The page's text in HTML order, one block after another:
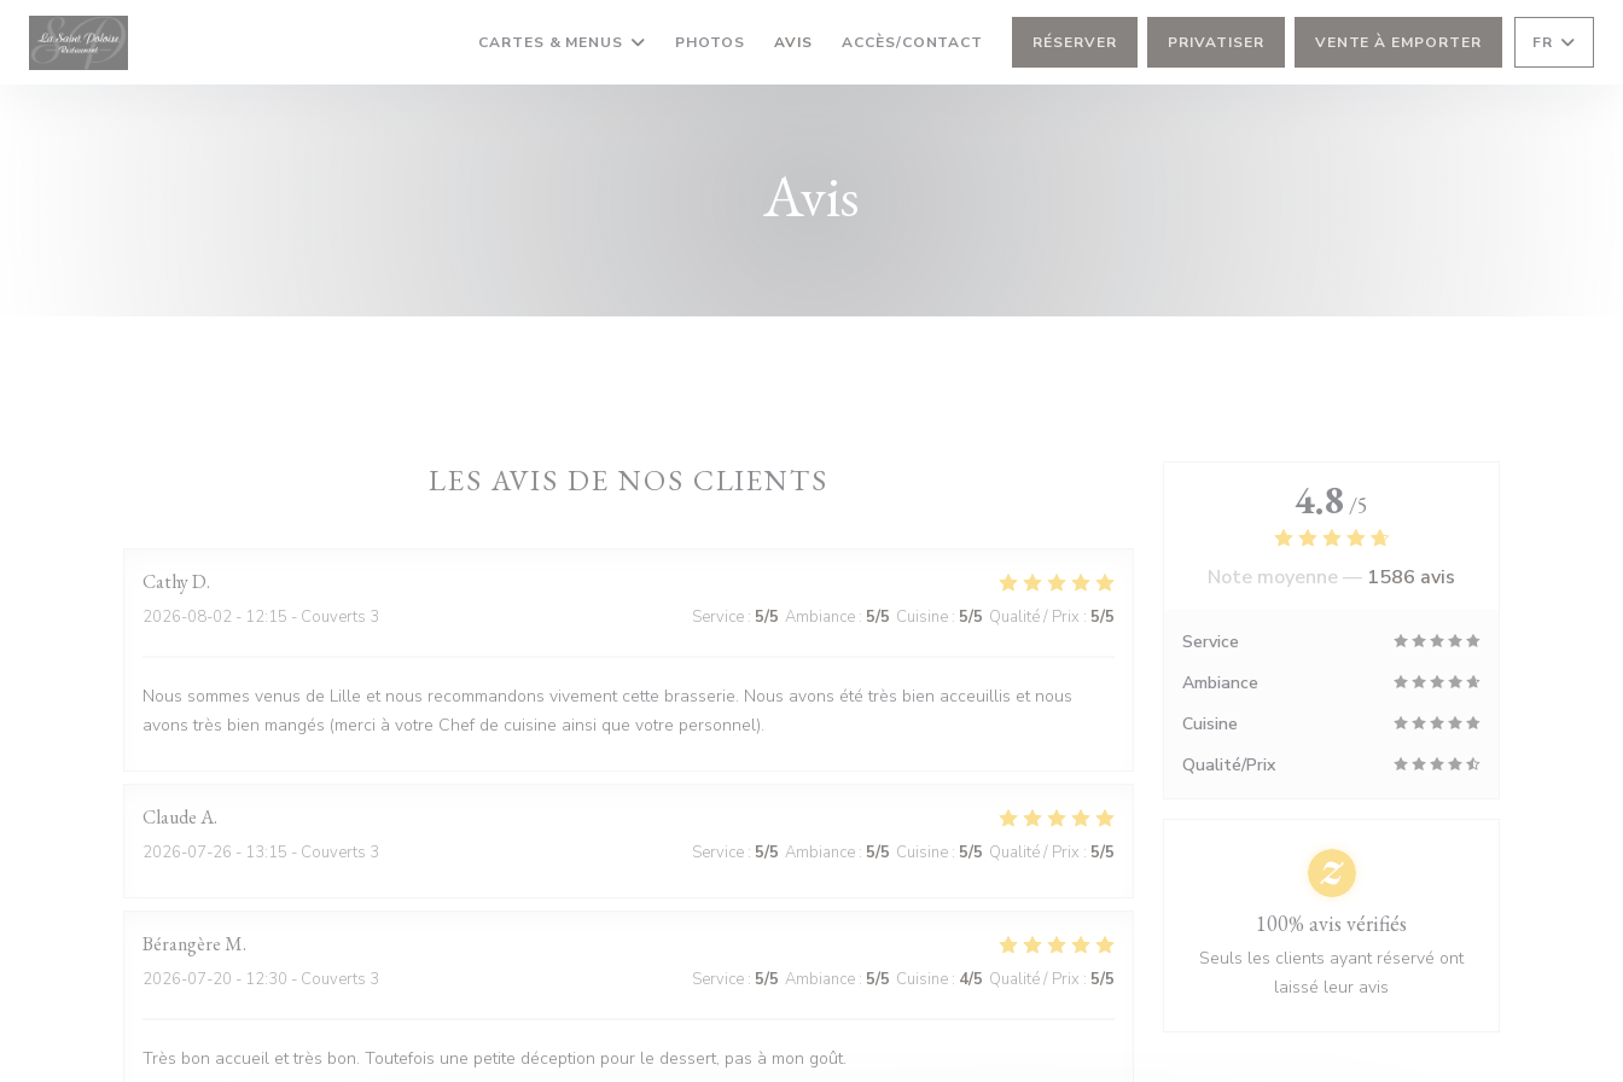
Personnalisation de vos choix en matière de cookies
CARTES & MENUS PHOTOS AVIS ACCÈS/CONTACT RÉSERVER PRIVATISER VENTE À EMPORTER FR
Avis
LES AVIS DE NOS CLIENTS
CathyD
2026-08-02 - 12:15 - Couverts 3 Service : 5/5 Ambiance : 5/5 Cuisine : 5/5 Qualité / Prix : 5/5
Nous sommes venus de Lille et nous recommandons vivement cette brasserie. Nous avons été très bien acceuillis et nous
avons très bien mangés (merci à votre Chef de cuisine ainsi que votre personnel).
ClaudeA
2026-07-26 - 13:15 - Couverts 3 Service : 5/5 Ambiance : 5/5 Cuisine : 5/5 Qualité / Prix : 5/5
Bérangère M
2026-07-20 - 12:30 - Couverts 3 Service : 5/5 Ambiance : 5/5 Cuisine : 4/5 Qualité / Prix : 5/5
Très bon accueil et très bon. Toutefois une petite déception pour le dessert, pas à mon goût.
4.8 /5
Note moyenne — 1586 avis
Service
Ambiance
Cuisine
Qualité/Prix
100% avis vérifiés
Seuls les clients ayant réservé ont
laissé leur avis